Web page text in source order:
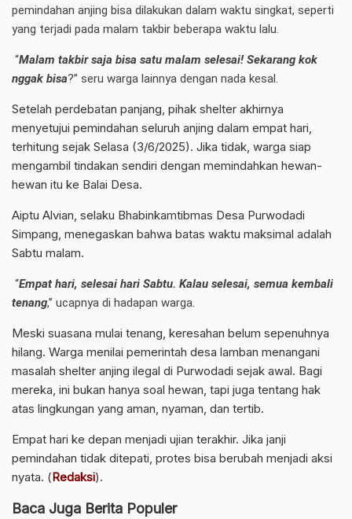
pemindahan anjing bisa dilakukan dalam waktu singkat, seperti
yang terjadi pada malam takbir beberapa waktu lalu.
“Malam takbir saja bisa satu malam selesai! Sekarang kok
nggak bisa?” seru warga lainnya dengan nada kesal.
Setelah perdebatan panjang, pihak shelter akhirnya
menyetujui pemindahan seluruh anjing dalam empat hari,
terhitung sejak Selasa (3/6/2025). Jika tidak, warga siap
mengambil tindakan sendiri dengan memindahkan hewan-
hewan itu ke Balai Desa.
Aiptu Alvian, selaku Bhabinkamtibmas Desa Purwodadi
Simpang, menegaskan bahwa batas waktu maksimal adalah
Sabtu malam.
“Empat hari, selesai hari Sabtu. Kalau selesai, semua kembali
tenang,” ucapnya di hadapan warga.
Meski suasana mulai tenang, keresahan belum sepenuhnya
hilang. Warga menilai pemerintah desa lamban menangani
masalah shelter anjing ilegal di Purwodadi sejak awal. Bagi
mereka, ini bukan hanya soal hewan, tapi juga tentang hak
atas lingkungan yang aman, nyaman, dan tertib.
Empat hari ke depan menjadi ujian terakhir. Jika janji
pemindahan tidak ditepati, protes bisa berubah menjadi aksi
nyata. (Redaksi).
Baca Juga Berita Populer